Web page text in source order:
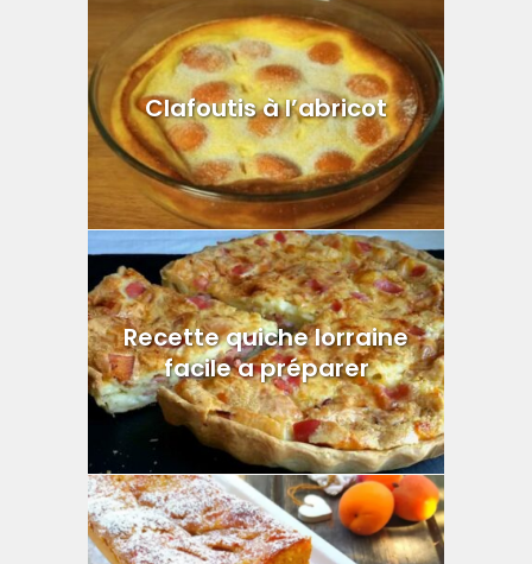
Clafoutis à l’abricot
Recette quiche lorraine
facile a préparer